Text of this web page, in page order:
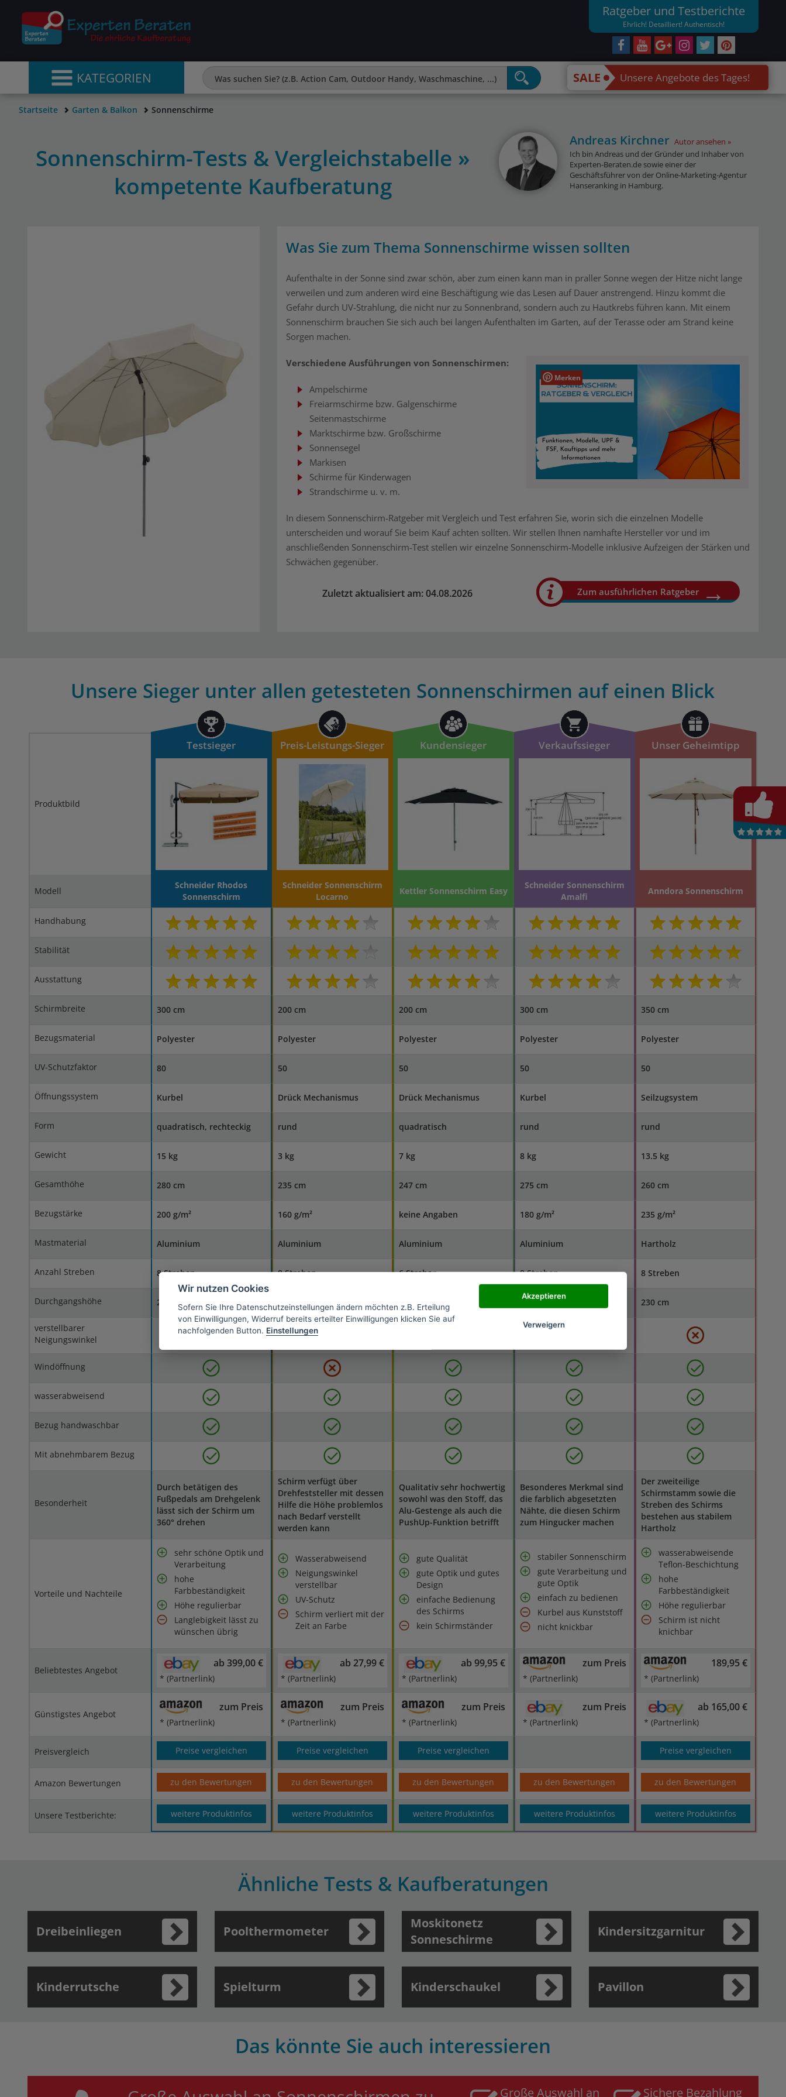
Ratgeber und Testberichte
Ehrlich! Detailliert! Authentisch!
KATEGORIEN SALE Unsere Angebote des Tages!
Startseite Garten & Balkon Sonnenschirme
Sonnenschirm-Tests & Vergleichstabelle »
kompetente Kaufberatung
Andreas Kirchner Autor ansehen
Ich bin Andreas und der Gründer und Inhaber von
Experten-Beraten.de sowie einer der
Geschäftsführer von der Online-Marketing-Agentur
Hanseranking in Hamburg.
Was Sie zum Thema Sonnenschirme wissen sollten
Aufenthalte in der Sonne sind zwar schön, aber zum einen kann man in praller Sonne wegen der Hitze nicht lange
verweilen und zum anderen wird eine Beschäftigung wie das Lesen auf Dauer anstrengend. Hinzu kommt die
Gefahr durch UV-Strahlung, die nicht nur zu Sonnenbrand, sondern auch zu Hautkrebs führen kann. Mit einem
Sonnenschirm brauchen Sie sich auch bei langen Aufenthalten im Garten, auf der Terasse oder am Strand keine
Sorgen machen.
Merken
Verschiedene Ausführungen von Sonnenschirmen:
Ampelschirme
Freiarmschirme bzw. Galgenschirme
Seitenmastschirme
Marktschirme bzw. Großschirme
Sonnensegel
Markisen
Schirme für Kinderwagen
Strandschirme u. v. m.
In diesem Sonnenschirm-Ratgeber mit Vergleich und Test erfahren Sie, worin sich die einzelnen Modelle
unterscheiden und worauf Sie beim Kauf achten sollten. Wir stellen Ihnen namhafte Hersteller vor und im
anschließenden Sonnenschirm-Test stellen wir einzelne Sonnenschirm-Modelle inklusive Aufzeigen der Stärken und
Schwächen gegenüber.
Zuletzt aktualisiert am: 04.08.2026 Zum ausführlichen Ratgeber
Unsere Sieger unter allen getesteten Sonnenschirmen auf einen Blick
Produktbild
Testsieger Preis-Leistungs-Sieger Kundensieger Verkaufssieger Unser Geheimtipp
Modell
Schneider Rhodos
Sonnenschirm
Schneider Sonnenschirm
Locarno
Kettler Sonnenschirm Easy
Schneider Sonnenschirm
Amalfi
Anndora Sonnenschirm
Handhabung
Stabilität
Ausstattung
Schirmbreite 300 cm 200 cm 200 cm 300 cm 350 cm
Bezugsmaterial Polyester Polyester Polyester Polyester Polyester
UV-Schutzfaktor 80 50 50 50 50
Öffnungssystem Kurbel Drück Mechanismus Drück Mechanismus Kurbel Seilzugsystem
Form quadratisch, rechteckig rund quadratisch rund rund
Gewicht 15 kg 3 kg 7 kg 8 kg 13.5 kg
Gesamthöhe 280 cm 235 cm 247 cm 275 cm 260 cm
Bezugstärke 200 g/m² 160 g/m² keine Angaben 180 g/m² 235 g/m²
Mastmaterial Aluminium Aluminium Aluminium Aluminium Hartholz
Anzahl Streben 8 Streben 8 Streben 6 Streben 8 Streben 8 Streben
Durchgangshöhe 206 cm 190 cm 203 cm 210 cm 230 cm
verstellbarer
Neigungswinkel
Windöffnung
wasserabweisend
Bezug handwaschbar
Mit abnehmbarem Bezug
Besonderheit
Durch betätigen des
Fußpedals am Drehgelenk
lässt sich der Schirm um
360° drehen
Schirm verfügt über
Drehfeststeller mit dessen
Hilfe die Höhe problemlos
nach Bedarf verstellt
werden kann
Qualitativ sehr hochwertig
sowohl was den Stoff, das
Alu-Gestenge als auch die
PushUp-Funktion betrifft
Besonderes Merkmal sind
die farblich abgesetzten
Nähte, die diesen Schirm
zum Hingucker machen
Der zweiteilige
Schirmstamm sowie die
Streben des Schirms
bestehen aus stabilem
Hartholz
Vorteile und Nachteile
sehr schöne Optik und
Verarbeitung
hohe
Farbbeständigkeit
Höhe regulierbar
Langlebigkeit lässt zu
wünschen übrig
Wasserabweisend
Neigungswinkel
verstellbar
UV-Schutz
Schirm verliert mit der
Zeit an Farbe
gute Qualität
gute Optik und gutes
Design
einfache Bedienung
des Schirms
kein Schirmständer
stabiler Sonnenschirm
gute Verarbeitung und
gute Optik
einfach zu bedienen
Kurbel aus Kunststoff
nicht knickbar
wasserabweisende
Teflon-Beschichtung
hohe
Farbbeständigkeit
Höhe regulierbar
Schirm ist nicht
knichbar
Beliebtestes Angebot
ab 399,00 €
* (Partnerlink)
ab 27,99 €
* (Partnerlink)
ab 99,95 €
* (Partnerlink)
zum Preis
* (Partnerlink)
189,95 €
* (Partnerlink)
Günstigstes Angebot
zum Preis
* (Partnerlink)
zum Preis
* (Partnerlink)
zum Preis
* (Partnerlink)
zum Preis
* (Partnerlink)
ab 165,00 €
* (Partnerlink)
Preisvergleich Preise vergleichen Preise vergleichen Preise vergleichen Preise vergleichen
Amazon Bewertungen zu den Bewertungen zu den Bewertungen zu den Bewertungen zu den Bewertungen zu den Bewertungen
Unsere Testberichte: weitere Produktinfos weitere Produktinfos weitere Produktinfos weitere Produktinfos weitere Produktinfos
Ähnliche Tests & Kaufberatungen
Dreibeinliegen Poolthermometer
Moskitonetz
Sonneschirme
Kindersitzgarnitur
Kinderrutsche Spielturm Kinderschaukel Pavillon
Das könnte Sie auch interessieren
Große Auswahl an Sichere Bezahlung
Wir nutzen Cookies
Sofern Sie Ihre Datenschutzeinstellungen ändern möchten z.B. Erteilung
von Einwilligungen, Widerruf bereits erteilter Einwilligungen klicken Sie auf
nachfolgenden Button. Einstellungen
Akzeptieren
Verweigern